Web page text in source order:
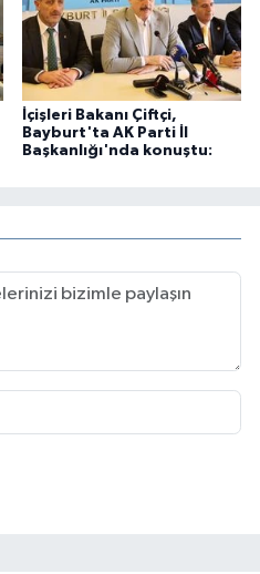
İçişleri Bakanı Çiftçi,
Bayburt'ta AK Parti İl
Başkanlığı'nda konuştu: